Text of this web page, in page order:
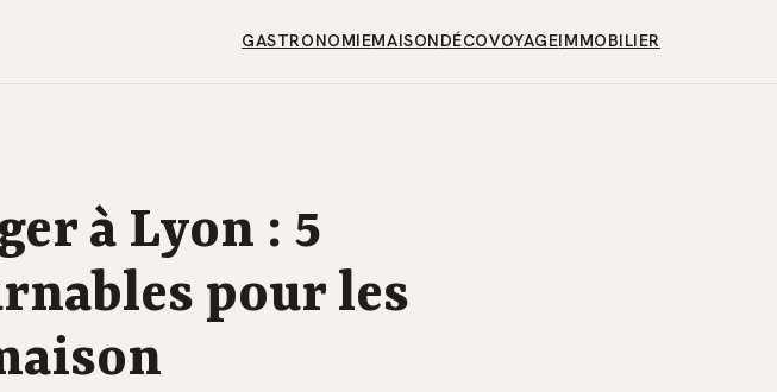
GASTRONOMIEMAISONDÉCOVOYAGEIMMOBILIER
à Lyon : 5
pour les